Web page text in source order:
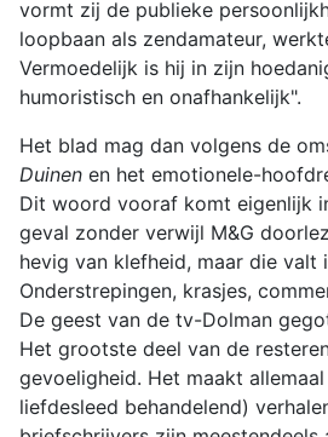
vormt zij de publieke
loopbaan als zendamateur,
Vermoedelijk is hij in zijn
humoristisch en onafhankelijk".
Het blad mag dan volgens de
Duinen en het emotionele-
Dit woord vooraf komt eigenlijk
geval zonder verwijl M&G
hevig van klefheid, maar die
Onderstrepingen, krasjes,
De geest van de tv-Dolman
Het grootste deel van de
gevoeligheid. Het maakt
liefdesleed behandelend)